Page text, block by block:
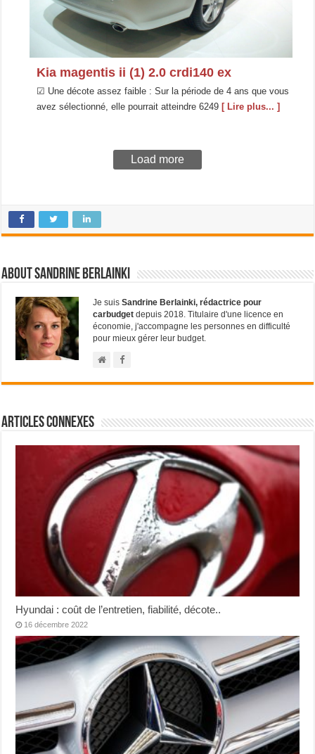
Kia magentis ii (1) 2.0 crdi140 ex
☑ Une décote assez faible : Sur la période de 4 ans que vous
avez sélectionné, elle pourrait atteindre 6249 [ Lire plus... ]
Load more
About Sandrine Berlainki
Je suisSandrine Berlainki, rédactrice pour
carbudget depuis 2018. Titulaire d'une licence en
économie, j'accompagne les personnes en difficulté
pour mieux gérer leur budget.
Articles connexes
Hyundai : coût de l’entretien, fiabilité, décote..
16 décembre 2022